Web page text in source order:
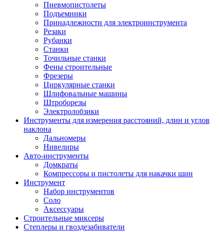
Пневмопистолеты
Подъемники
Принадлежности для электроинструмента
Резаки
Рубанки
Станки
Точильные станки
Фены строительные
Фрезеры
Циркулярные станки
Шлифовальные машины
Штроборезы
Электролобзики
Инструменты для измерения расстояний, длин и углов
наклона
Дальномеры
Нивелиры
Авто-инструменты
Домкраты
Компрессоры и пистолеты для накачки шин
Инструмент
Набор инструментов
Соло
Аксессуары
Строительные миксеры
Степлеры и гвоздезабиватели